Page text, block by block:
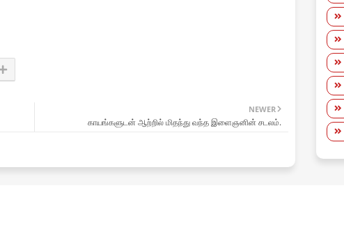
NEWER
காயங்களுடன் ஆற்றில் மிதந்து வந்த இளைஞனின் சடலம்.